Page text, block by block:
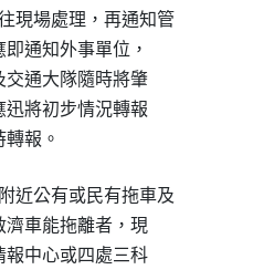
現場處理，再通知管
即通知外事單位，
交通大隊隨時將肇
迅將初步情況轉報
近公有或民有拖車及
濟車能拖離者，現
報中心或四處三科